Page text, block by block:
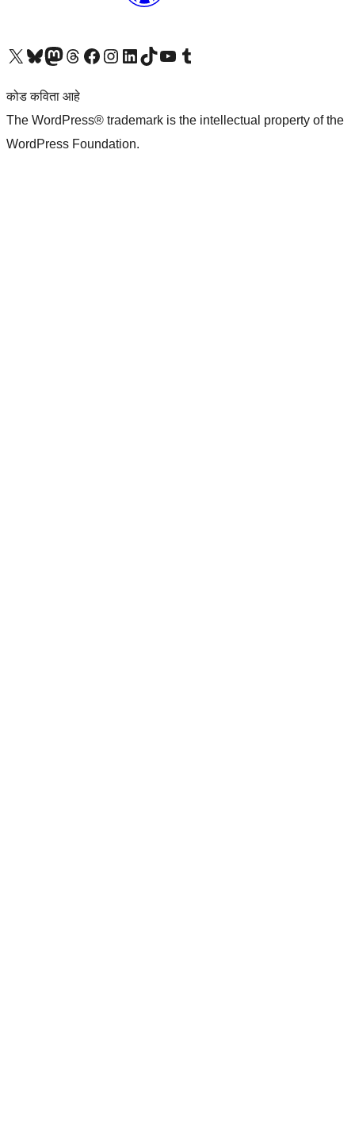
आमच्या X (एक्स) (पूर्वीचे ट्विटर) खात्याला भेट द्या आमच्या ब्लूस्की खात्याला भेट द्या.आमच्या Mastodon खात्याला भेट द्या.आमच्या थ्रेड्स खात्याला भेट द्या. आमच्या फेसबुक पेजला भेट द्या आमच्या इंस्टाग्राम खात्याला भेट द्या आमच्या लिंक्डइन खात्याला भेट द्या आमच्या टिकटॉक अकाउंटला भेट द्या.आमच्या यूट्यूब चॅनेलला भेट द्या आमच्या टंबलर खात्याला भेट द्या.
कोड कविता आहे
The WordPress® trademark is the intellectual property of the
WordPress Foundation.